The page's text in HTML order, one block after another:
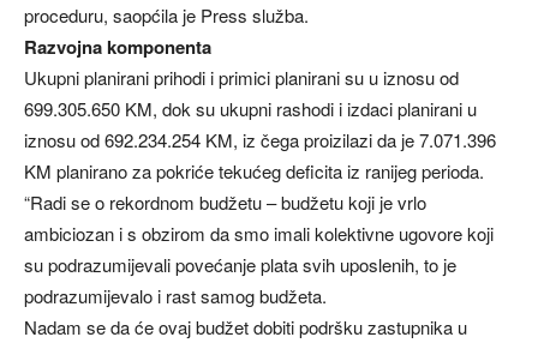
proceduru, saopćila je Press služba.
Razvojna komponenta
Ukupni planirani prihodi i primici planirani su u iznosu od
699.305.650 KM, dok su ukupni rashodi i izdaci planirani u
iznosu od 692.234.254 KM, iz čega proizilazi da je 7.071.396
KM planirano za pokriće tekućeg deficita iz ranijeg perioda.
“Radi se o rekordnom budžetu – budžetu koji je vrlo
ambiciozan i s obzirom da smo imali kolektivne ugovore koji
su podrazumijevali povećanje plata svih uposlenih, to je
podrazumijevalo i rast samog budžeta.
Nadam se da će ovaj budžet dobiti podršku zastupnika u